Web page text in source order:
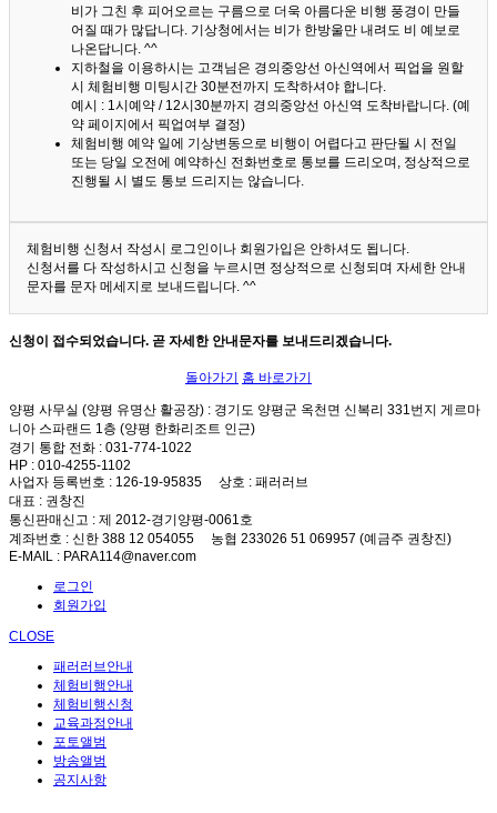
비가 그친 후 피어오르는 구름으로 더욱 아름다운 비행 풍경이 만들
어질 때가 많답니다. 기상청에서는 비가 한방울만 내려도 비 예보로
나온답니다. ^^
지하철을 이용하시는 고객님은 경의중앙선 아신역에서 픽업을 원할
시 체험비행 미팅시간 30분전까지 도착하셔야 합니다.
예시 : 1시예약 / 12시30분까지 경의중앙선 아신역 도착바랍니다. (예
약 페이지에서 픽업여부 결정)
체험비행 예약 일에 기상변동으로 비행이 어렵다고 판단될 시 전일
또는 당일 오전에 예약하신 전화번호로 통보를 드리오며, 정상적으로
진행될 시 별도 통보 드리지는 않습니다.
체험비행 신청서 작성시 로그인이나 회원가입은 안하셔도 됩니다.
신청서를 다 작성하시고 신청을 누르시면 정상적으로 신청되며 자세한 안내
문자를 문자 메세지로 보내드립니다. ^^
신청이 접수되었습니다. 곧 자세한 안내문자를 보내드리겠습니다.
돌아가기 홈 바로가기
양평 사무실 (양평 유명산 활공장) : 경기도 양평군 옥천면 신복리 331번지 게르마
니아 스파랜드 1층 (양평 한화리조트 인근)
경기 통합 전화 : 031-774-1022
HP : 010-4255-1102
사업자 등록번호 : 126-19-95835 상호 : 패러러브
대표 : 권창진
통신판매신고 : 제 2012-경기양평-0061호
계좌번호 : 신한 388 12 054055 농협 233026 51 069957 (예금주 권창진)
E-MAIL : PARA114@naver.com
로그인
회원가입
CLOSE
패러러브안내
체험비행안내
체험비행신청
교육과정안내
포토앨범
방송앨범
공지사항